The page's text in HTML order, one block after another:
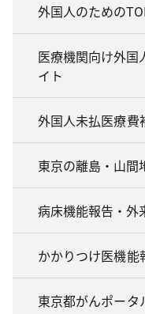
外国人のための
医療機関向け外国
イト
外国人未払医療費
東京の離島・山間
病床機能報告・外
かかりつけ医機能
東京都がんポータ